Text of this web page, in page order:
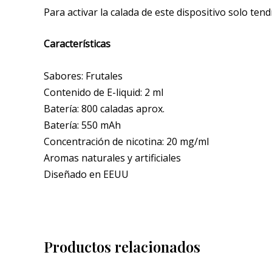
Para activar la calada de este dispositivo solo
Características
Sabores: Frutales
Contenido de E-liquid: 2 ml
Batería: 800 caladas aprox.
Batería: 550 mAh
Concentración de nicotina: 20 mg/ml
Aromas naturales y artificiales
Diseñado en EEUU
Productos relacionados